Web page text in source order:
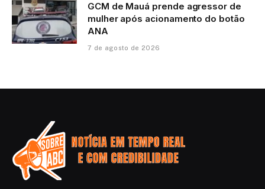
GCM de Mauá prende agressor de
mulher após acionamento do botão
ANA
7 de agosto de 2026